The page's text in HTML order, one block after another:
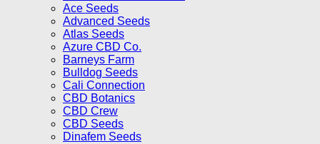
Ace Seeds
Advanced Seeds
Atlas Seeds
Azure CBD Co.
Barneys Farm
Bulldog Seeds
Cali Connection
CBD Botanics
CBD Crew
CBD Seeds
Dinafem Seeds